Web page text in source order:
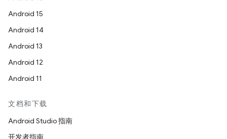
Android 15
Android 14
Android 13
Android 12
Android 11
文档和下载
Android Studio 指南
开发者指南